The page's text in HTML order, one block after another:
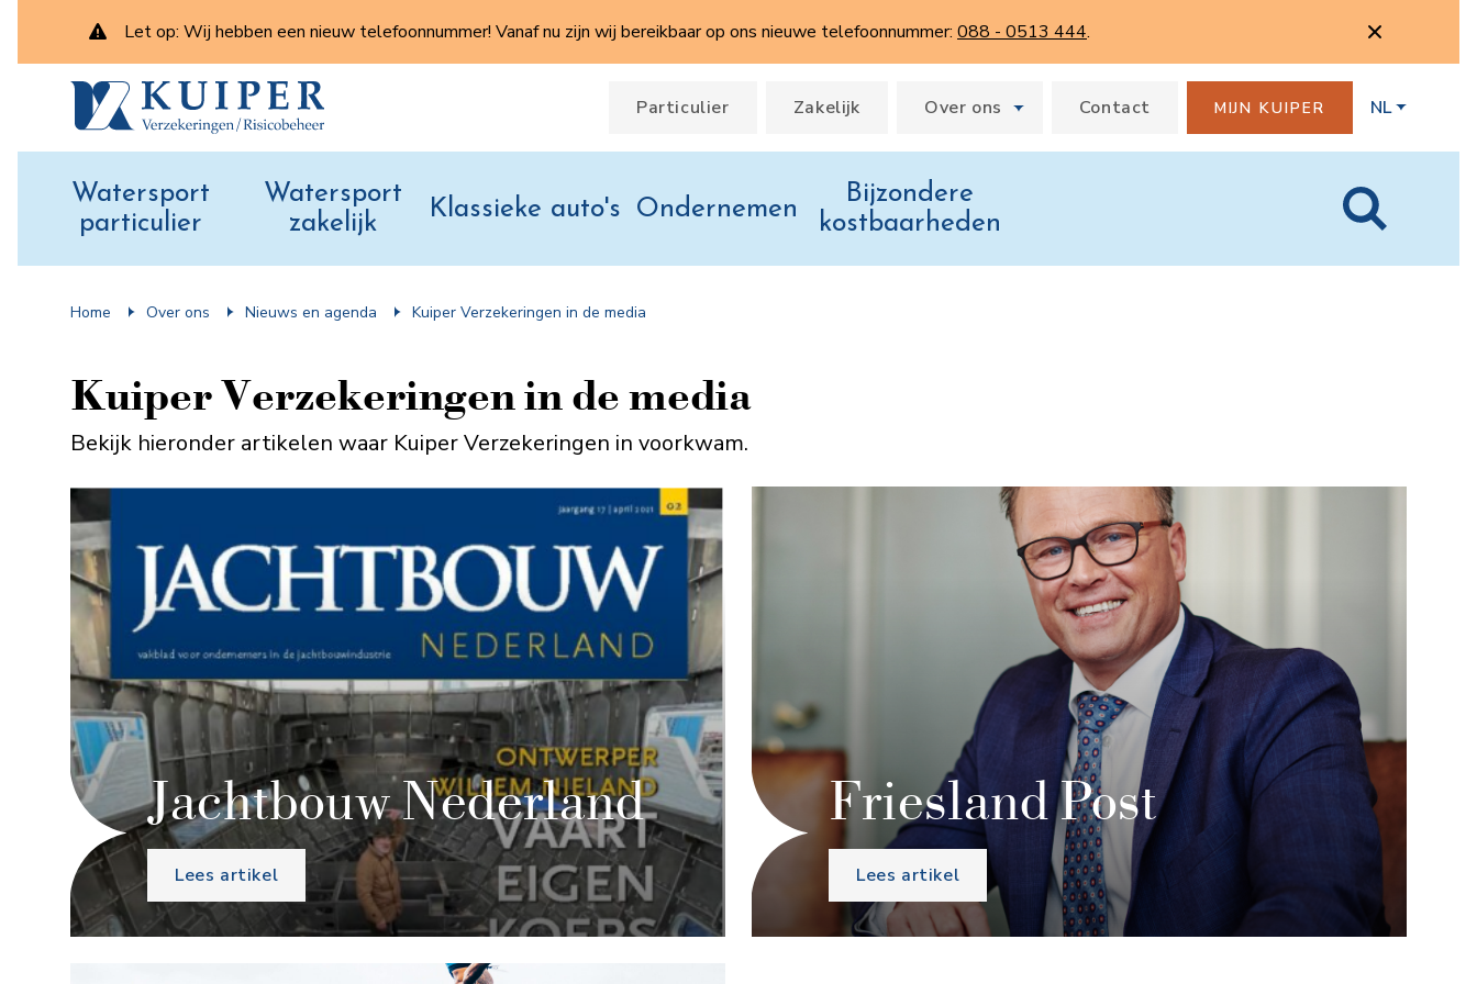
Let op: Wij hebben een nieuw telefoonnummer! Vanaf nu zijn wij bereikbaar op ons nieuwe telefoonnummer: 088 - 0513 444.
Particulier Zakelijk Over ons Contact MIJN KUIPER NL
Watersport
particulier
Watersport
zakelijk
Klassieke auto's Ondernemen
Bijzondere
kostbaarheden
Home Over ons Nieuws en agenda Kuiper Verzekeringen in de media
Kuiper Verzekeringen in de media
Bekijk hieronder artikelen waar Kuiper Verzekeringen in voorkwam.
Jachtbouw Nederland
Lees artikel
Friesland Post
Lees artikel